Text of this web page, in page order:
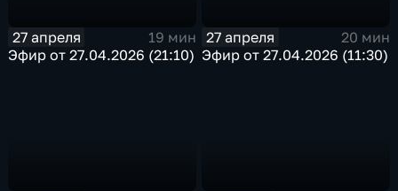
27 апреля
19 мин
Эфир от 27.04.2026 (21:10)
27 апреля
20 мин
Эфир от 27.04.2026 (11:30)